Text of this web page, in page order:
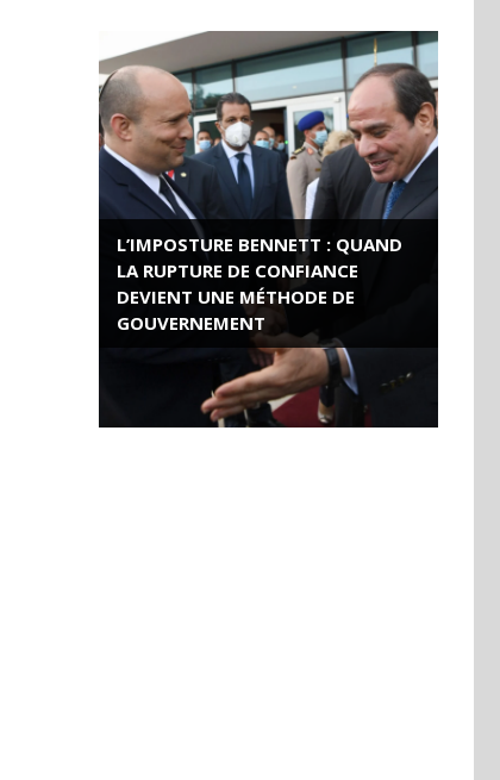
L’IMPOSTURE BENNETT : QUAND
LA RUPTURE DE CONFIANCE
DEVIENT UNE MÉTHODE DE
GOUVERNEMENT
ROSE VALLAND, HEROÏNE DE LA
RESISTANCE FRANÇAISE